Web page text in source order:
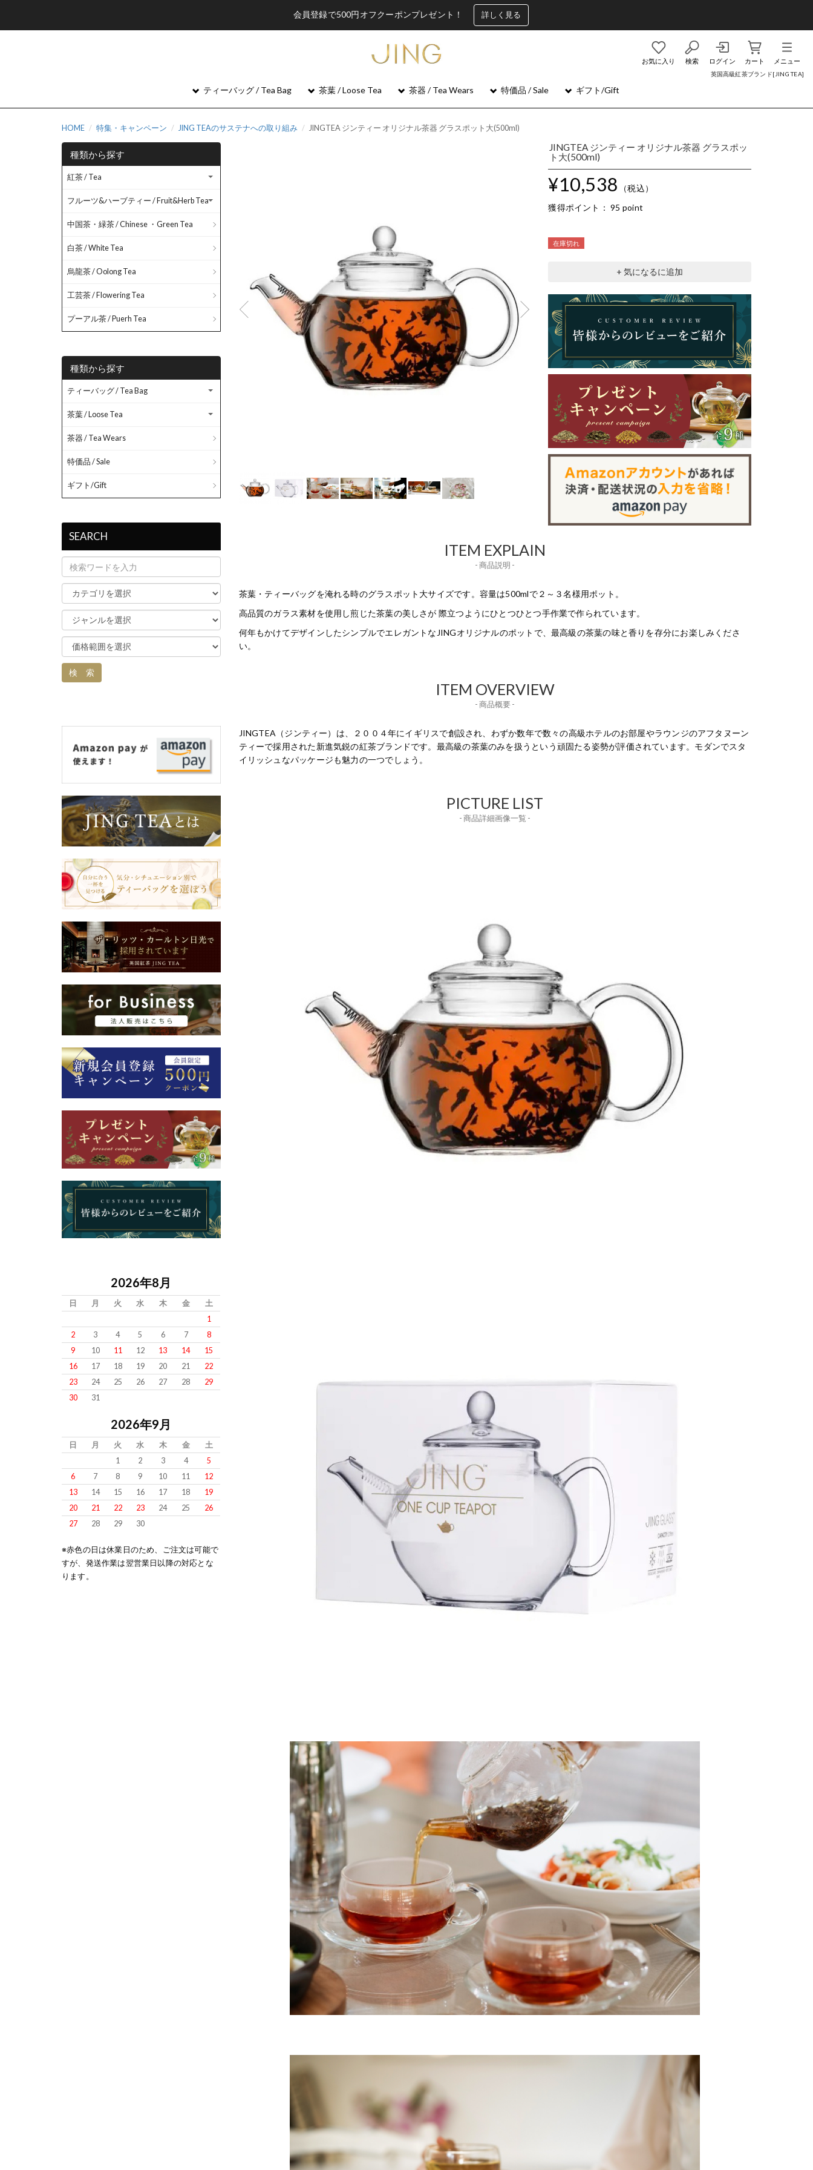
会員登録で500円オフクーポンプレゼント！ 詳しく見る
英国高級紅茶ブランド[JING TEA]
お気に入り 検索 ログイン カート メニュー
ティーバッグ / Tea Bag 茶葉 / Loose Tea 茶器 / Tea Wears 特価品 / Sale ギフト/Gift
HOME 特集・キャンペーン JING TEAのサステナへの取り組み JINGTEA ジンティー オリジナル茶器 グラスポット大(500ml)
JINGTEA ジンティー オリジナル茶器 グラスポッ
ト大(500ml)
¥10,538 （税込）
獲得ポイント：95 point
在庫切れ
+ 気になるに追加
ITEM EXPLAIN
- 商品説明 -
茶葉・ティーバッグを淹れる時のグラスポット大サイズです。容量は500mlで２～３名様用ポット。
高品質のガラス素材を使用し煎じた茶葉の美しさが 際立つようにひとつひとつ手作業で作られています。
何年もかけてデザインしたシンプルでエレガントなJINGオリジナルのポットで、最高級の茶葉の味と香りを存分にお楽しみくださ
い。
ITEM OVERVIEW
- 商品概要 -
JINGTEA（ジンティー）は、２００４年にイギリスで創設され、わずか数年で数々の高級ホテルのお部屋やラウンジのアフタヌーン
ティーで採用された新進気鋭の紅茶ブランドです。最高級の茶葉のみを扱うという頑固たる姿勢が評価されています。モダンでスタ
イリッシュなパッケージも魅力の一つでしょう。
PICTURE LIST
- 商品詳細画像一覧 -
種類から探す
紅茶 / Tea
フルーツ&ハーブティー / Fruit&Herb Tea
中国茶・緑茶 / Chinese ・Green Tea
白茶 / White Tea
烏龍茶 / Oolong Tea
工芸茶 / Flowering Tea
プーアル茶 / Puerh Tea
種類から探す
ティーバッグ / Tea Bag
茶葉 / Loose Tea
茶器 / Tea Wears
特価品 / Sale
ギフト/Gift
SEARCH
2026年8月
日 月 火 水 木 金
土
1
2
3 4 5 6 7
8
9
10 11 12 13 14
15
16
17 18 19 20 21
22
23
24 25 26 27 28
29
30
31
2026年9月
日 月 火 水 木 金
土
1
2 3 4
5
6
7 8 9 10 11
12
13
14 15 16 17 18
19
20
21 22 23 24 25
26
27
28 29 30
※赤色の日は休業日のため、ご注文は可能で
すが、発送作業は翌営業日以降の対応とな
ります。